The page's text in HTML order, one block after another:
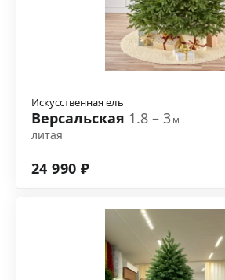
Искусственная ель
Версальская 1.8 – 3м
литая
24 990 ₽